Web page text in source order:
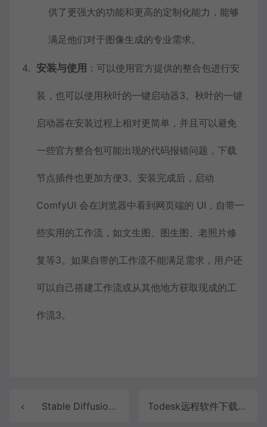
供了更强大的功能和更高的定制化能力，能够
满足他们对于图像生成的专业需求。
安装与使用 ：可以使用官方提供的整合包进行安
装，也可以使用秋叶的一键启动器3。秋叶的一键
启动器在安装过程上相对更简单，并且可以避免
一些官方整合包可能出现的代码报错问题，下载
节点插件也更加方便3。安装完成后，启动
ComfyUI 会在浏览器中看到网页端的 UI，自带一
些实用的工作流，如文生图、图生图、老照片修
复等3。如果自带的工作流不能满足需求，用户还
可以自己搭建工作流或从其他地方获取现成的工
作流3。
Stable Diffusion下载（暂时关闭下载） Todesk远程软件下载